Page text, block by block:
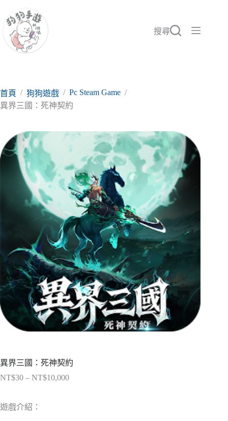
至
要
搜尋
首頁 / 狗狗遊戲 / Pc Steam Game /
異界三國：死神契約
異界三國：死神契約
NT$30 – NT$10,000價
遊戲介紹：